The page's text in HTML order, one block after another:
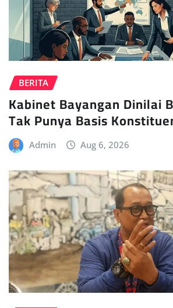
BERITA
Kabinet Bayangan Dinilai
Tak Punya Basis
Admin Aug 6, 2026